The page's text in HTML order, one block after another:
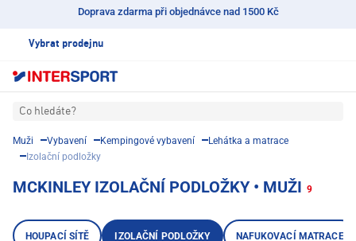
Doprava zdarma při objednávce nad 1500 Kč
Vybrat prodejnu
Co hledáte?
Muži Vybavení Kempingové vybavení
Lehátka a matrace
Izolační podložky
MCKINLEY IZOLAČNÍ PODLOŽKY • MUŽI 9
HOUPACÍ SÍTĚ IZOLAČNÍ PODLOŽKY NAFUKOVACÍ MATRACE